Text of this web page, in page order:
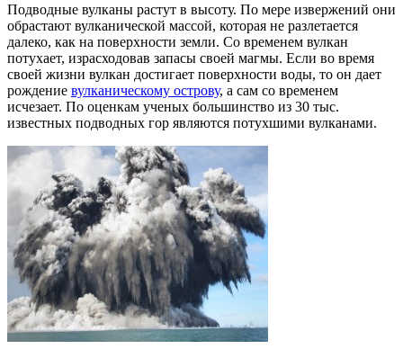
Подводные вулканы растут в высоту. По мере извержений они
обрастают вулканической массой, которая не разлетается
далеко, как на поверхности земли. Со временем вулкан
потухает, израсходовав запасы своей магмы. Если во время
своей жизни вулкан достигает поверхности воды, то он дает
рождение вулканическому острову, а сам со временем
исчезает. По оценкам ученых большинство из 30 тыс.
известных подводных гор являются потухшими вулканами.